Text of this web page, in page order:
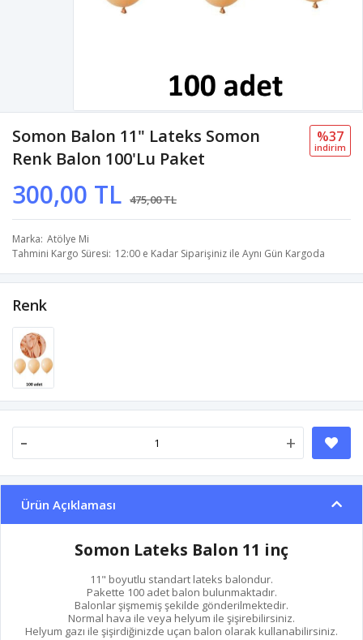
Somon Balon 11" Lateks Somon
Renk Balon 100'lu Paket
300,00 TL 475,00 TL
%37
i̇ndi̇ri̇m
Marka Atölye Mi
Tahmini Kargo Süresi 12:00 e Kadar Siparişiniz ile Aynı Gün Kargoda
Renk
- +
Ürün Açıklaması
Somon Lateks Balon 11 inç
11" boyutlu standart lateks balondur.
Pakette 100 adet balon bulunmaktadır.
Balonlar şişmemiş şekilde gönderilmektedir.
Normal hava ile veya helyum ile şişirebilirsiniz.
Helyum gazı ile şişirdiğinizde uçan balon olarak kullanabilirsiniz.